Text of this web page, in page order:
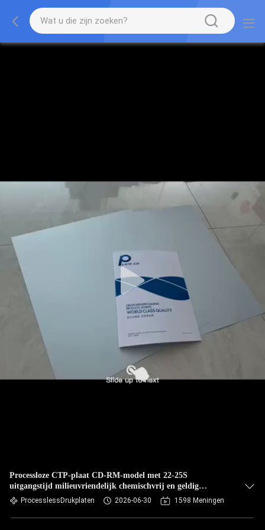
Processloze CTP-plaat CD-RM-model met 22-25S
uitgangstijd milieuvriendelijk chemischvrij en geldig
gedurende 20 maanden
ProcesslessDrukplaten 2026-06-30 1598 Meningen